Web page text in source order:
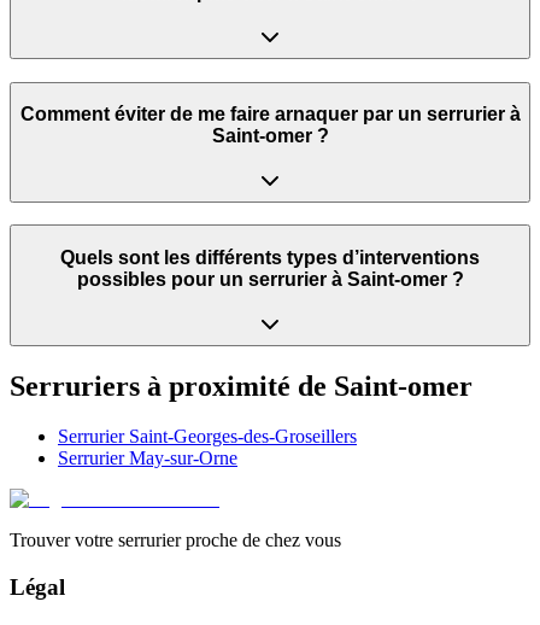
Comment éviter de me faire arnaquer par un serrurier à
Saint-omer ?
Quels sont les différents types d’interventions
possibles pour un serrurier à Saint-omer ?
Serruriers à proximité de Saint-omer
Serrurier Saint-Georges-des-Groseillers
SerrurierMay-sur-Orne
Trouver votre serrurier proche de chez vous
Légal